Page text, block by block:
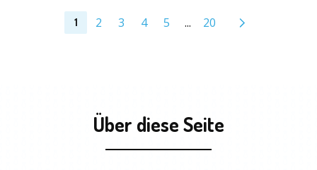
1 2 3 4 5 ... 20
Über diese Seite